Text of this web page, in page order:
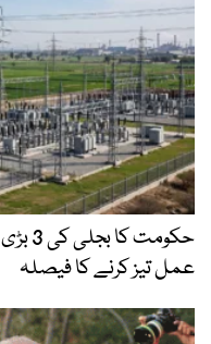
عمل تیز کرنے کا فیصلہ